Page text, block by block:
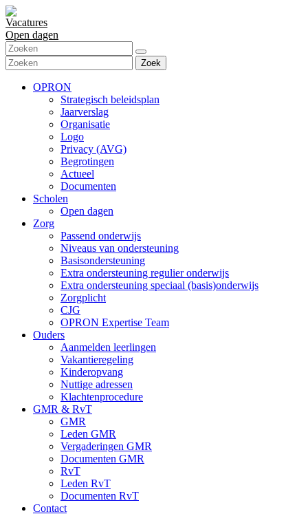
Vacatures
Open dagen
Zoek
OPRON
Strategisch beleidsplan
Jaarverslag
Organisatie
Logo
Privacy (AVG)
Begrotingen
Actueel
Documenten
Scholen
Open dagen
Zorg
Passend onderwijs
Niveaus van ondersteuning
Basisondersteuning
Extra ondersteuning regulier onderwijs
Extra ondersteuning speciaal (basis)onderwijs
Zorgplicht
CJG
OPRON Expertise Team
Ouders
Aanmelden leerlingen
Vakantieregeling
Kinderopvang
Nuttige adressen
Klachtenprocedure
GMR & RvT
GMR
Leden GMR
Vergaderingen GMR
Documenten GMR
RvT
Leden RvT
Documenten RvT
Contact